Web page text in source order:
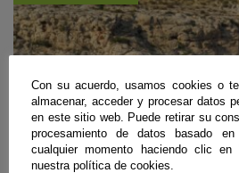
Con su acuerdo, usamos cookies o
almacenar, acceder y procesar datos
en este sitio web. Puede retirar su
procesamiento de datos basado
cualquier momento haciendo clic en
nuestra política de cookies.